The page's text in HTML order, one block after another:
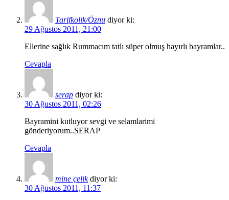
Tarifkolik/Öznu diyor ki:
29 Ağustos 2011, 21:00
Ellerine sağlık Rummacım tatlı süper olmuş hayırlı bayramlar..
Cevapla
serap diyor ki:
30 Ağustos 2011, 02:26
Bayramini kutluyor sevgi ve selamlarimi
gönderiyorum..SERAP
Cevapla
mine çelik diyor ki:
30 Ağustos 2011, 11:37